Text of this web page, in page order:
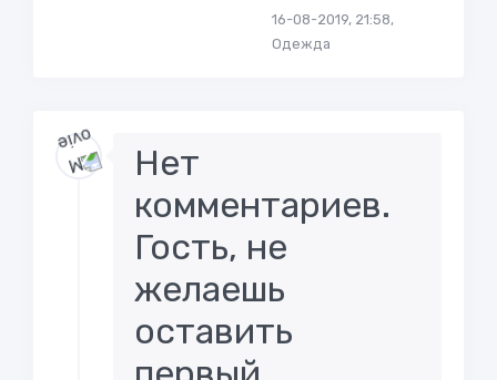
16-08-2019, 21:58,
Одежда
Нет
комментариев.
Гость, не
желаешь
оставить